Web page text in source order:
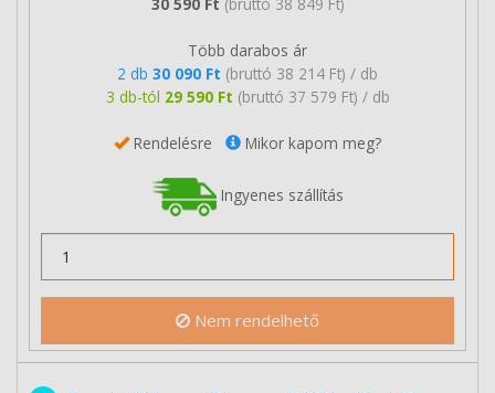
Több darabos ár
2 db 30 090 Ft (bruttó 38 214 Ft) / db
3 db-tól 29 590 Ft (bruttó 37 579 Ft) / db
Rendelésre Mikor kapom meg?
Ingyenes szállítás
Nem rendelhető